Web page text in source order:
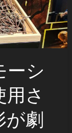
ーシ
用さ
劇